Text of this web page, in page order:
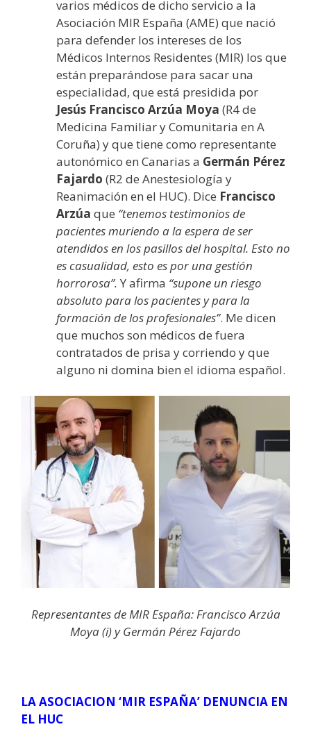
varios médicos de dicho servicio a la
Asociación MIR España (AME) que nació
para defender los intereses de los
Médicos Internos Residentes (MIR) los que
están preparándose para sacar una
especialidad, que está presidida por
Jesús Francisco Arzúa Moya (R4 de
Medicina Familiar y Comunitaria en A
Coruña) y que tiene como representante
autonómico en Canarias a Germán Pérez
Fajardo (R2 de Anestesiología y
Reanimación en el HUC). Dice Francisco
Arzúa que “tenemos testimonios de
pacientes muriendo a la espera de ser
atendidos en los pasillos del hospital. Esto no
es casualidad, esto es por una gestión
horrorosa”. Y afirma “supone un riesgo
absoluto para los pacientes y para la
formación de los profesionales”. Me dicen
que muchos son médicos de fuera
contratados de prisa y corriendo y que
alguno ni domina bien el idioma español.
Representantes de MIR España: Francisco Arzúa
Moya (i) y Germán Pérez Fajardo
LA ASOCIACION ‘MIR ESPAÑA’ DENUNCIA EN
EL HUC